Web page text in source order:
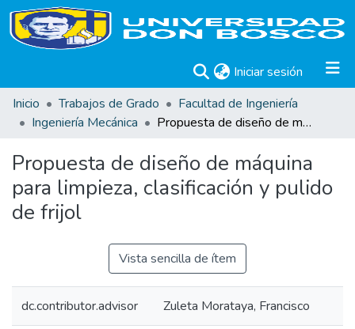
Iniciar sesión (current)
Inicio
Trabajos de Grado
Facultad de Ingeniería
Ingeniería Mecánica
Propuesta de diseño de máquina para limpieza, clasificación y pulido de frijol
Propuesta de diseño de máquina
para limpieza, clasificación y pulido
de frijol
Vista sencilla de ítem
dc.contributor.advisor Zuleta Morataya, Francisco